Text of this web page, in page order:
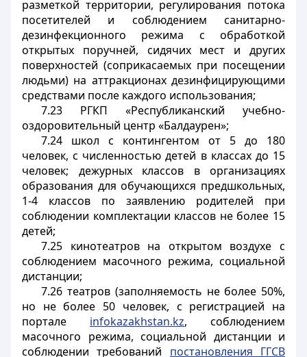
разметкой территории, регулирования потока
посетителей и соблюдением санитарно-
дезинфекционного режима с обработкой
открытых поручней, сидячих мест и других
поверхностей (соприкасаемых при посещении
людьми) на аттракционах дезинфицирующими
средствами после каждого использования;
7.23 РГКП «Республиканский учебно-
оздоровительный центр «Балдаурен»;
7.24 школ с контингентом от 5 до 180
человек, с численностью детей в классах до 15
человек; дежурных классов в организациях
образования для обучающихся предшкольных,
1-4 классов по заявлению родителей при
соблюдении комплектации классов не более 15
детей;
7.25 кинотеатров на открытом воздухе с
соблюдением масочного режима, социальной
дистанции;
7.26 театров (заполняемость не более 50%,
но не более 50 человек, с регистрацией на
портале infokazakhstan.kz, соблюдением
масочного режима, социальной дистанции и
соблюдении требований постановления ГГСВ